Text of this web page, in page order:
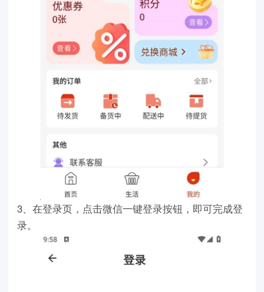
3、在登录页，点击微信一键登录按钮，即可完成登
录。